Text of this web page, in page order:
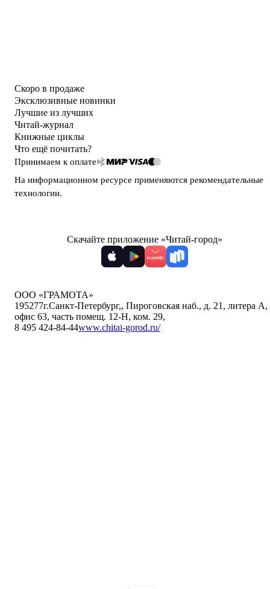
Скоро в продаже
Эксклюзивные новинки
Лучшие из лучших
Читай-журнал
Книжные циклы
Что ещё почитать?
Принимаем к оплате
На информационном ресурсе применяются рекомендательные
технологии.
Скачайте приложение «Читай-город»
ООО «ГРАМОТА»
195277г.Санкт-Петербург,, Пироговская наб., д. 21, литера А,
офис 63, часть помещ. 12-Н, ком. 29,
8 495 424-84-44www.chitai-gorod.ru/